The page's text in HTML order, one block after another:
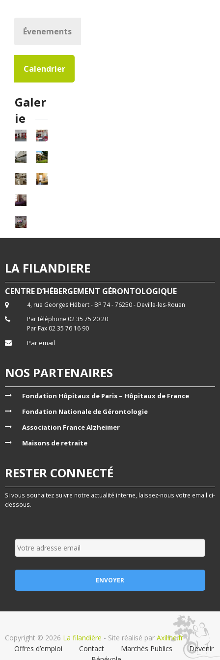
Évenements
Calendrier
Galer
ie
LA FILANDIERE
CENTRE D’HÉBERGEMENT GÉRONTOLOGIQUE
4, rue Georges Hébert - BP 74 - 76250 - Deville-les-Rouen
Par téléphone 02 35 75 20 20
Par Fax 02 35 76 16 90
Par email
NOS PARTENAIRES
Fondation Hôpitaux de Paris – Hôpitaux de France
Fondation Nationale de Gérontologie
Association France Alzheimer
Maisons de retraite
RESTER CONNECTÉ
Si vous souhaitez suivre notre actualité interne, laissez-nous votre email ci-
dessous.
Copyright © 2026 La filandière - Site réalisé par Axiline.fr
Offres d’emploi
Contact Marchés Publics
Devenir